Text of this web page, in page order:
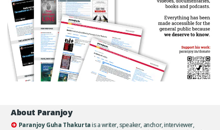
About Paranjoy
Paranjoy Guha Thakurtais a writer, speaker, anchor, interviewer,